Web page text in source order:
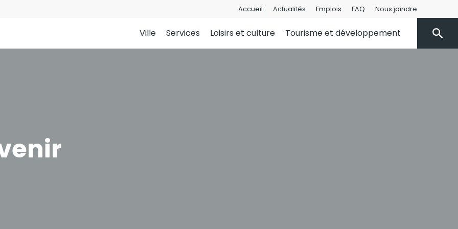
Accueil Actualités Emplois FAQ Nous joindre
Ville Services Loisirs et culture Tourisme et développement